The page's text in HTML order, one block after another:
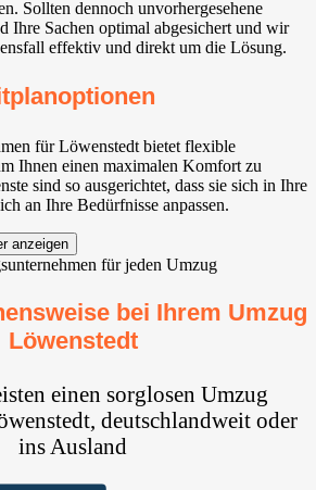
Sollten dennoch unvorhergesehene
Ihre Sachen optimal abgesichert und wir
effektiv und direkt um die Lösung.
für Löwenstedt bietet flexible
Ihnen einen maximalen Komfort zu
sind so ausgerichtet, dass sie sich in Ihre
an Ihre Bedürfnisse anpassen.
anzeigen
bei Ihrem Umzug
Löwenstedt
einen sorglosen Umzug
deutschlandweit oder
ins Ausland